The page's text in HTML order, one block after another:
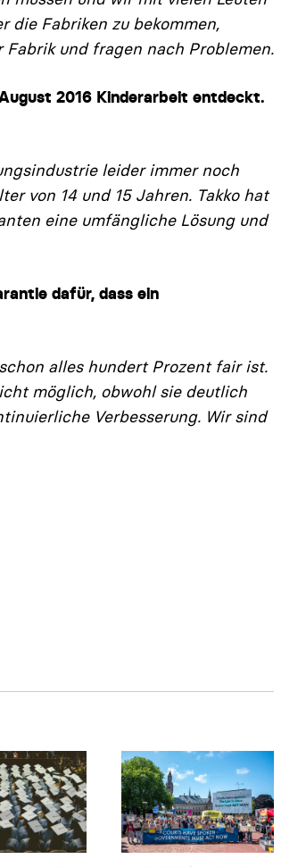
die Fabriken zu bekommen,
und fragen nach Problemen.
2016 Kinderarbeit entdeckt.
leider immer noch
von 14 und 15 Jahren. Takko hat
eine umfängliche Lösung und
dafür, dass ein
alles hundert Prozent fair ist.
möglich, obwohl sie deutlich
Verbesserung. Wir sind